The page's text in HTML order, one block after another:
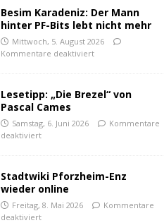
Besim Karadeniz: Der Mann
hinter PF-Bits lebt nicht mehr
Mittwoch, 5. August 2026
Kommentare deaktiviert
Lesetipp: „Die Brezel“ von
Pascal Cames
Samstag, 6. Juni 2026
Kommentare
deaktiviert
Stadtwiki Pforzheim-Enz
wieder online
Freitag, 8. Mai 2026
Kommentare
deaktiviert